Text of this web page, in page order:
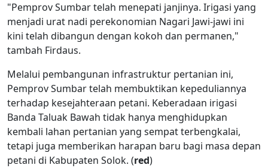
"Pemprov Sumbar telah menepati janjinya. Irigasi yang
menjadi urat nadi perekonomian Nagari Jawi-jawi ini
kini telah dibangun dengan kokoh dan permanen,"
tambah Firdaus.
Melalui pembangunan infrastruktur pertanian ini,
Pemprov Sumbar telah membuktikan kepeduliannya
terhadap kesejahteraan petani. Keberadaan irigasi
Banda Taluak Bawah tidak hanya menghidupkan
kembali lahan pertanian yang sempat terbengkalai,
tetapi juga memberikan harapan baru bagi masa depan
petani di Kabupaten Solok. (red)